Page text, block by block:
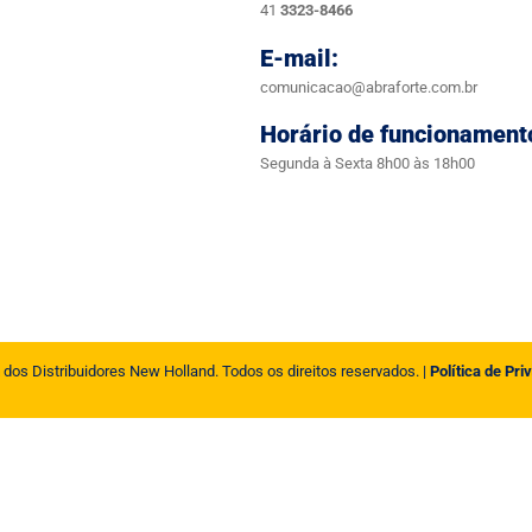
413323-8466
E-mail:
comunicacao@abraforte.com.br
Horário de
Segunda à Sexta 8h00 às 18h00
Distribuidores New Holland. Todos os direitos reservados. | Política de